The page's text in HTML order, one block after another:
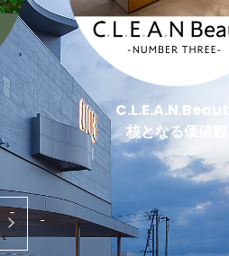
C.L.E.A.N.Beauty
核となる価値観